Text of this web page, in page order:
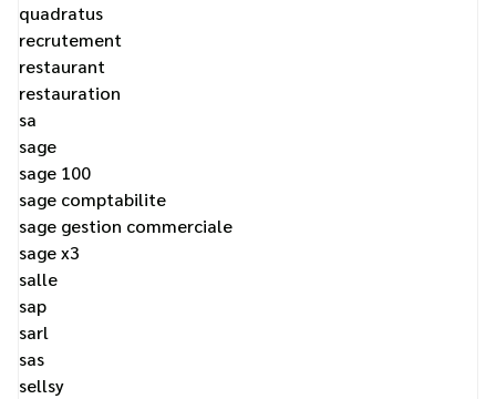
quadratus
recrutement
restaurant
restauration
sa
sage
sage 100
sage comptabilite
sage gestion commerciale
sage x3
salle
sap
sarl
sas
sellsy